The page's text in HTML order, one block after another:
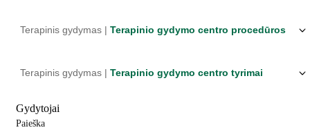
Terapinis gydymas | Terapinio gydymo centro procedūros
Terapinis gydymas | Terapinio gydymo centro tyrimai
Gydytojai
Paieška